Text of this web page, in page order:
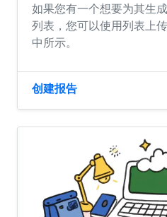
如果您有一个想要为其生
列表，您可以使用列表上
中所示。
创建报告